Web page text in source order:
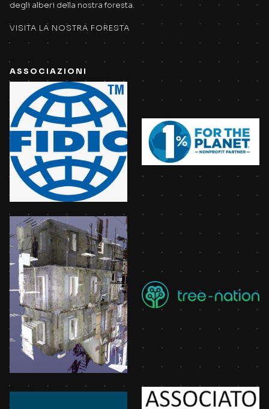
degli alberi della nostra foresta.
VISITA LA NOSTRA FORESTA
ASSOCIAZIONI